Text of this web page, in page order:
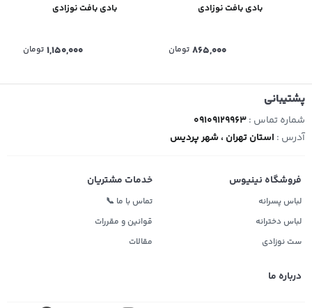
بادی بافت نوزادی
865,000 تومان
بادی بافت نوزادی
1,150,000 تومان
پشتیبانی
شماره تماس :09109129963
آدرس : استان تهران ، شهر پردیس
فروشگاه نینیوس
لباس پسرانه
لباس دخترانه
ست نوزادی
خدمات مشتریان
تماس با ما 📞
قوانین و مقررات
مقالات
درباره ما